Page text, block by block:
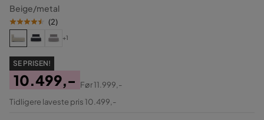
Beige/metal
(2)
+1
SE PRISEN!
Pris
10.499,-
Original
Før11.999,-
Tidligere laveste pris 10.499,-